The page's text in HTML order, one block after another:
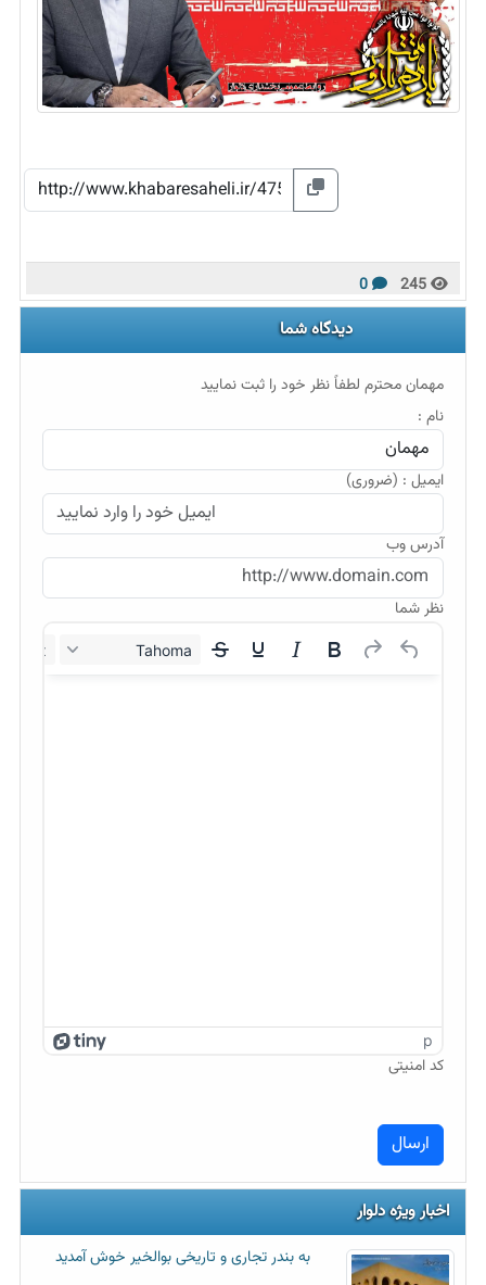
دیدگاه شما
مهمان محترم لطفاً نظر خود را ثبت نمایید
نام :
ایمیل : (ضروری)
آدرس وب
نظر شما
Tahoma
12px
p
کد امنیتی
اخبار ویژه دلوار
به بندر تجاری و تاریخی بوالخیر خوش آمدید